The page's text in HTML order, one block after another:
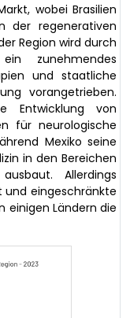
wobei Brasilien
der regenerativen
Region wird durch
zunehmendes
und staatliche
vorangetrieben.
Entwicklung von
für neurologische
Mexiko seine
in den Bereichen
Allerdings
eingeschränkte
einigen Ländern die